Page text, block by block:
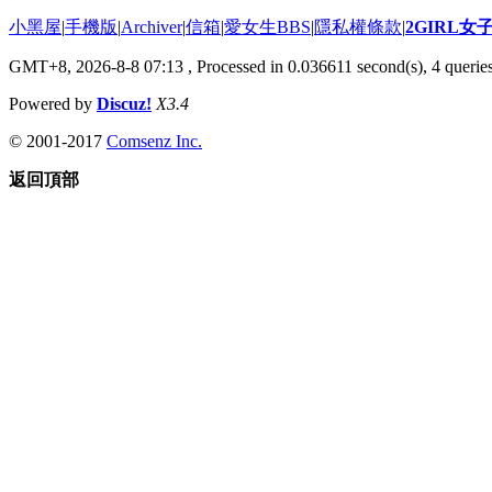
小黑屋|手機版|Archiver|信箱|愛女生BBS|隱私權條款|2GIRL女
GMT+8, 2026-8-8 07:13 , Processed in 0.036611 second(s), 4
Powered by Discuz! X3.4
© 2001-2017 Comsenz Inc.
返回頂部